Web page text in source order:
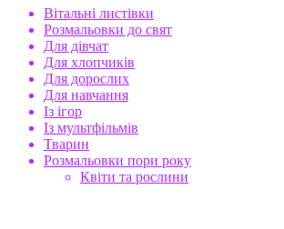
Вітальні листівки
Розмальовки до свят
Для дівчат
Для хлопчиків
Для дорослих
Для навчання
Із ігор
Із мультфільмів
Тварин
Розмальовки пори року
Квіти та рослини